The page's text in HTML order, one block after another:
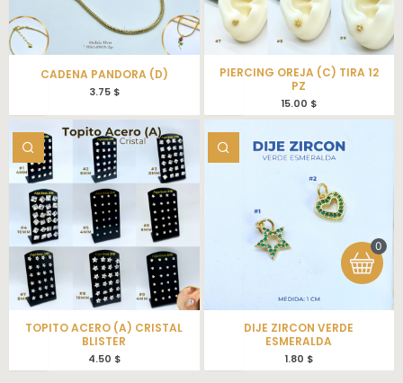
CADENA PANDORA (D)
3.75 $
PIERCING OREJA (C) TIRA 12
PZ
15.00 $
TOPITO ACERO (A) CRISTAL
BLISTER
4.50 $
DIJE ZIRCON VERDE
ESMERALDA
1.80 $
0